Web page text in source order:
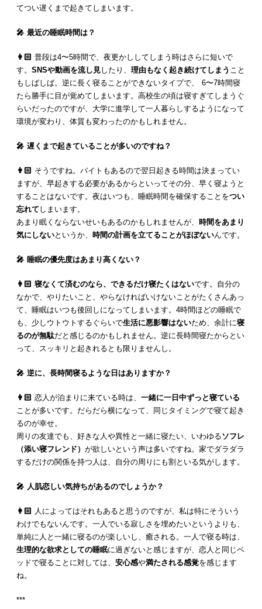
てつい遅くまで起きてしまいます。
🎤 最近の睡眠時間は？
👩🏻 普段は4〜5時間で、夜更かししてしまう時はさらに短いで
す。 SNSや動画を流し見したり、 理由もなく起き続けてしまう こと
もしばしば。逆に長く寝ることができないタイプで、 6〜7時間寝
たら勝手に目が覚めてしまいます。高校生の頃は寝すぎてしまうぐ
らいだったのですが、大学に進学して一人暮らしするようになって
環境が変わり、体質も変わったのかもしれません。
🎤 遅くまで起きていることが多いのですね？
👩🏻 そうですね。バイトもあるので翌日起きる時間は決まってい
ますが、早起きする必要があるからといってその分、早く寝ようと
することはないです。夜はいつも、睡眠時間を確保することをつい
忘れて しまいます。
あまり眠くならないせいもあるのかもしれませんが、 時間をあまり
気にしないというか、 時間の計画を立てることがほぼないんです。
🎤 睡眠の優先度はあまり高くない？
👩🏻 寝なくて済むのなら、できるだけ寝たくはないです。自分の
なかで、やりたいこと、やらなければいけないことがたくさんあっ
て、睡眠はいつも後回しになってしまいます。4時間ほどの睡眠で
も、少しウトウトするぐらいで生活に悪影響はないため、余計に寝
るのが無駄だと感じるのかもしれません。逆に長時間寝たからとい
って、スッキリと起きれるとも限りませんし。
🎤 逆に、長時間寝るような日はありますか？
👩🏻 恋人が泊まりに来ている時は、 一緒に一日中ずっと寝ている
ことが多いです。だらだら横になって、同じタイミングで寝て起き
るのが幸せ。
周りの友達でも、好きな人や異性と一緒に寝たい、いわゆるソフレ
（添い寝フレンド） が欲しいという声は多いですね。家でダラダラ
するだけの関係を持つ人は、自分の周りにも割といる気がします。
🎤 人肌恋しい気持ちがあるのでしょうか？
👩🏻 人によってはそれもあると思うのですが、私は特にそういう
わけでもないんです。一人でいる寂しさを埋めたいというよりも、
単純に人と一緒に寝るのが楽しいし、癒される。一人で寝る時は、
生理的な欲求としての睡眠に過ぎないと感じますが、恋人と同じベ
ッドで寝ることに対しては、 安心感や満たされる感覚を感じます
ね。
***